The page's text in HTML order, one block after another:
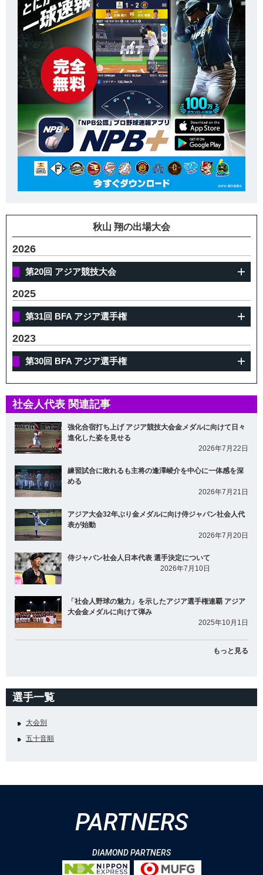
秋山 翔の出場大会
2026
第20回 アジア競技大会
2025
第31回 BFA アジア選手権
2023
第30回 BFA アジア選手権
社会人代表 関連記事
強化合宿打ち上げ アジア競技大会金メダルに向けて日々
進化した姿を見せる
2026年7月22日
練習試合に敗れるも主将の逢澤崚介を中心に一体感を深
める
2026年7月21日
アジア大会32年ぶり金メダルに向け侍ジャパン社会人代
表が始動
2026年7月20日
侍ジャパン社会人日本代表 選手決定について
2026年7月10日
「社会人野球の魅力」を示したアジア選手権連覇 アジア
大会金メダルに向けて弾み
2025年10月1日
もっと見る
選手一覧
大会別
五十音順
PARTNERS
DIAMOND PARTNERS